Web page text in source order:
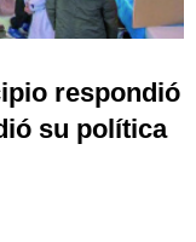
respondió
su política